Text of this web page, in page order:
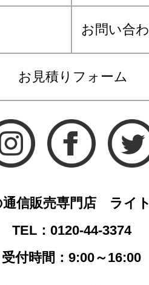
お問い合
お見積りフォーム
通信販売専門店 ライ
TEL：0120-44-3374
受付時間：9:00～16:00